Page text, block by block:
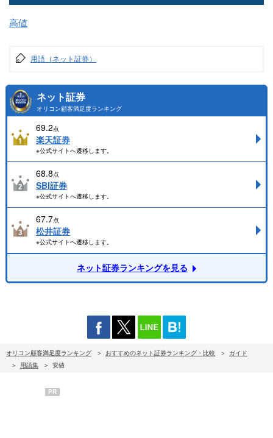
高値
用語（ネット証券）
ネット証券
オリコン顧客満足度ランキング
69.2点
楽天証券
※公式サイトへ遷移します。
68.8点
SBI証券
※公式サイトへ遷移します。
67.7点
松井証券
※公式サイトへ遷移します。
ネット証券ランキングを見る
オリコン顧客満足度ランキング おすすめのネット証券ランキング・比較
ガイド
用語集
安値
PR